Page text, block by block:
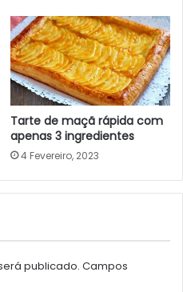
Tarte de maçã rápida com
apenas 3 ingredientes
4 Fevereiro, 2023
publicado. Campos